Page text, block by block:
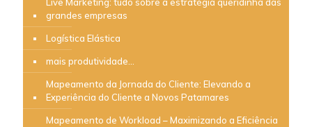
Live Marketing: tudo sobre a estratégia queridinha das
grandes empresas
Logística Elástica
mais produtividade…
Mapeamento da Jornada do Cliente: Elevando a
Experiência do Cliente a Novos Patamares
Mapeamento de Workload – Maximizando a Eficiência